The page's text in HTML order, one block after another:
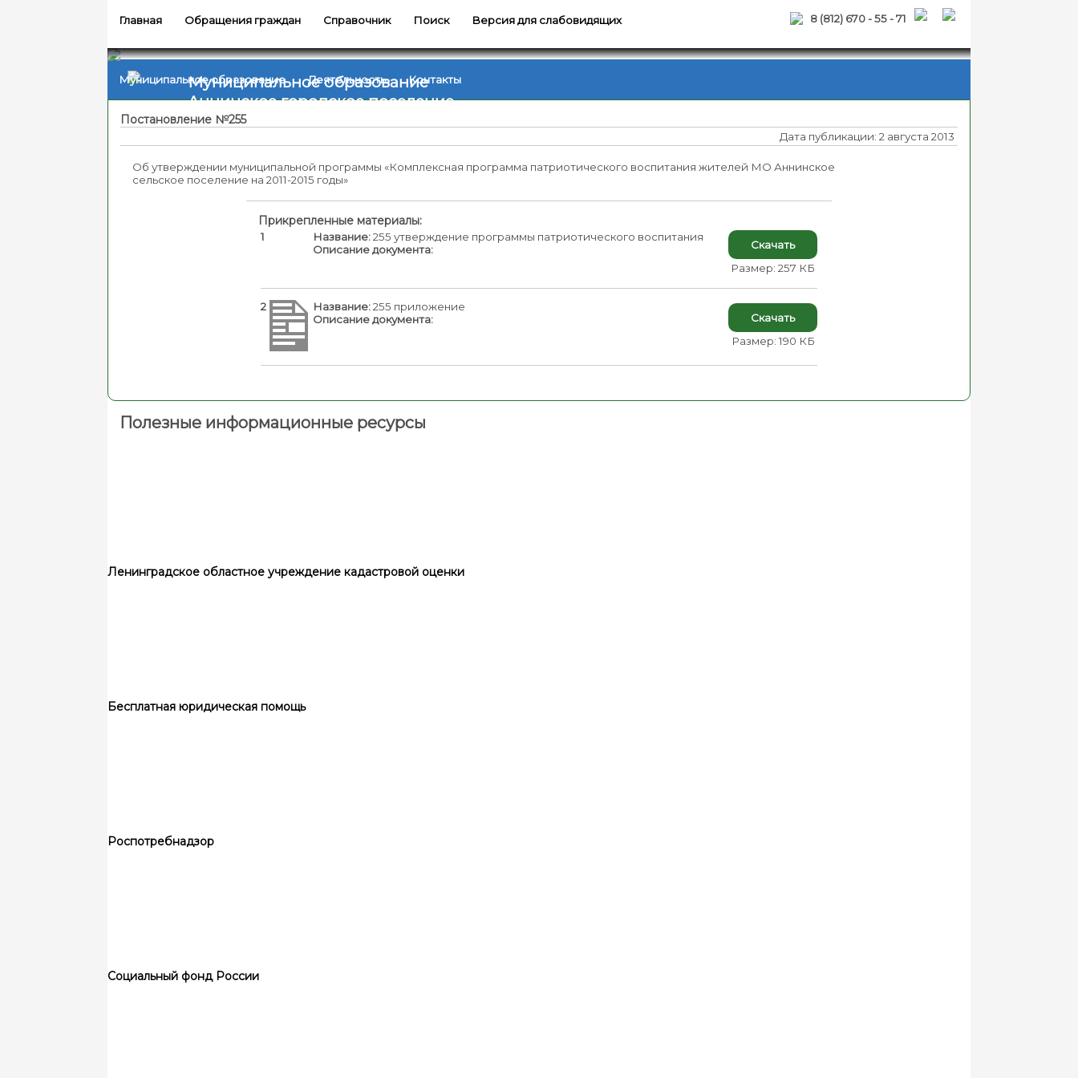
Главная Обращения граждан Справочник Поиск Версия для слабовидящих 8 (812) 670 - 55 - 71
Муниципальное образование
Аннинское городское поселение
Муниципальное образование Деятельность Контакты
Постановление №255
Дата публикации: 2 августа 2013
Об утверждении муниципальной программы «Комплексная программа патриотического воспитания жителей МО Аннинское
сельское поселение на 2011-2015 годы»
Прикрепленные материалы:
1 Название:255 утверждение программы патриотического воспитания
Описание документа:
Скачать
Размер: 257 КБ
2 Название:255 приложение
Описание документа:
Скачать
Размер: 190 КБ
Полезные информационные ресурсы
Ленинградское областное учреждение кадастровой оценки
Бесплатная юридическая помощь
Роспотребнадзор
Социальный фонд России